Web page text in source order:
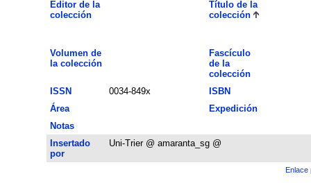
Editor de la
colección
Título de la
colección
Volumen de
la colección
Fascículo
de la
colección
ISSN
0034-849x
ISBN
Área
Expedición
Notas
Insertado
por
Uni-Trier @ amaranta_sg @
Enlace